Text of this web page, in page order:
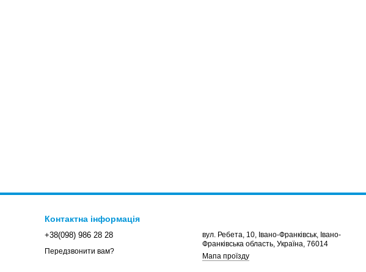
Контактна інформація
+38(098) 986 28 28
Передзвонити вам?
вул. Ребета, 10, Івано-Франківськ, Івано-
Франківська область, Україна, 76014
Мапа проїзду